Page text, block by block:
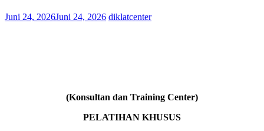
Juni 24, 2026Juni 24, 2026 diklatcenter
(Konsultan dan Training Center)
PELATIHAN KHUSUS